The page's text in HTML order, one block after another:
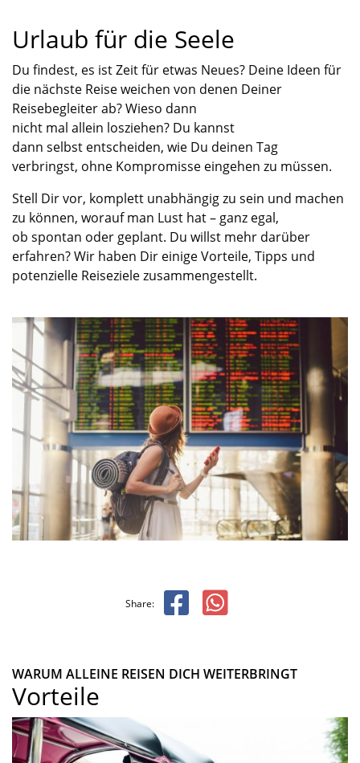
Urlaub für die Seele
Du findest, es ist Zeit für etwas Neues? Deine Ideen für
die nächste Reise weichen von denen Deiner
Reisebegleiter ab?Wieso dann
nicht mal allein losziehen? Du kannst
dann selbst entscheiden, wie Du deinen Tag
verbringst, ohne Kompromisse eingehen zu müssen.
Stell Dir vor, komplett unabhängig zu sein und machen
zu können, woraufman Lust hat – ganz egal,
ob spontan oder geplant. Du willst mehr darüber
erfahren? Wir haben Dir einige Vorteile, Tipps und
potenzielle Reiseziele zusammengestellt.
Share:
WARUM ALLEINE REISEN DICH WEITERBRINGT
Vorteile